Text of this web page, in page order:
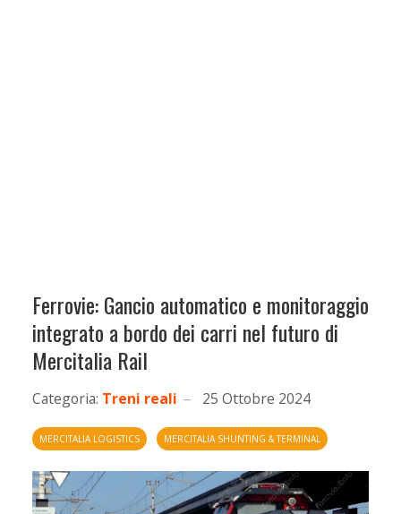
Ferrovie: Gancio automatico e monitoraggio
integrato a bordo dei carri nel futuro di
Mercitalia Rail
Categoria: Treni reali 25 Ottobre 2024
MERCITALIA LOGISTICS MERCITALIA SHUNTING & TERMINAL